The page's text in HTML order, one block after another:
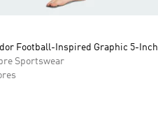
Football-Inspired Graphic 5-Inch
Sportswear